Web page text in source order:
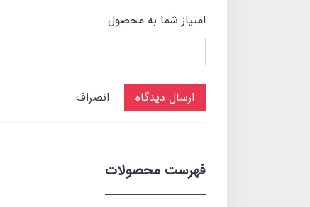
امتیاز شما به محصول
ارسال دیدگاه انصراف
فهرست محصولات